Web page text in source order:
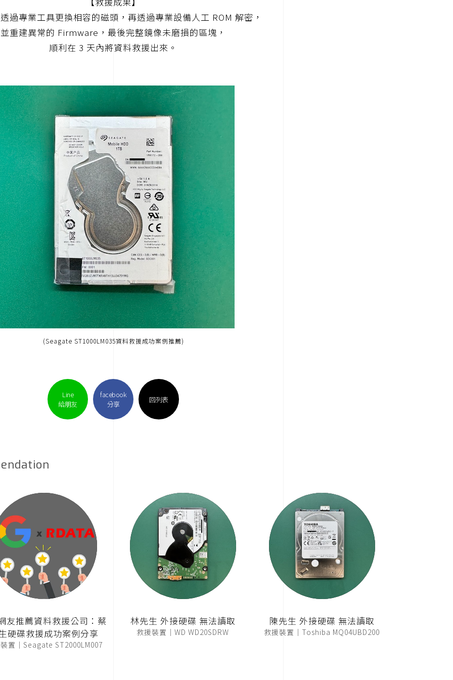
過專業工具更換相容的磁頭，再透過專業設備人工 ROM 解密，
並重建異常的 Firmware，最後完整鏡像未磨損的區塊，
順利在 3 天內將資料救援出來。
(Seagate ST1000LM035資料救援成功案例推薦)
Line
給朋友
facebook
分享
回列表
友推薦資料救援公司：蔡
硬碟救援成功案例分享
置｜Seagate ST2000LM007
林先生 外接硬碟 無法讀取
救援裝置｜WD WD20SDRW
陳先生 外接硬碟 無法讀取
救援裝置｜Toshiba MQ04UBD200